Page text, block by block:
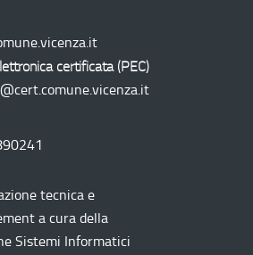
certificata (PEC)
tecnica e
a cura della
Sistemi Informatici